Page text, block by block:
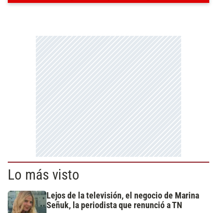
Lo más visto
Lejos de la televisión, el negocio de Marina
Señuk, la periodista que renunció a TN